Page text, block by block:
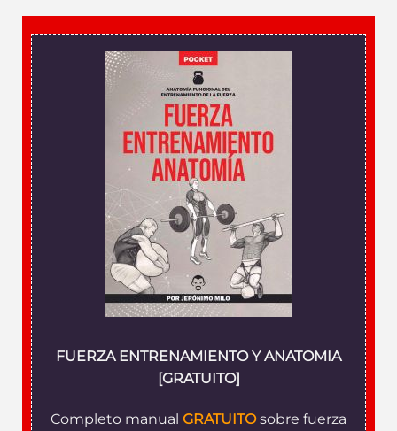
FUERZA ENTRENAMIENTO Y ANATOMIA
[GRATUITO]
Completo manual GRATUITOsobre fuerza